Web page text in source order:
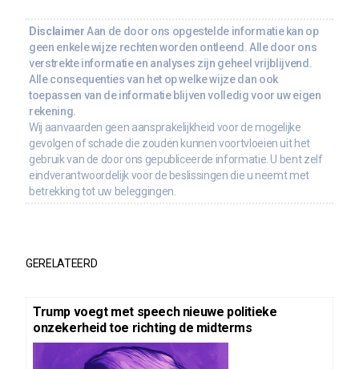
Disclaimer Aan de door ons opgestelde informatie kan op
geen enkele wijze rechten worden ontleend. Alle door ons
verstrekte informatie en analyses zijn geheel vrijblijvend.
Alle consequenties van het op welke wijze dan ook
toepassen van de informatie blijven volledig voor uw eigen
rekening.
Wij aanvaarden geen aansprakelijkheid voor de mogelijke
gevolgen of schade die zouden kunnen voortvloeien uit het
gebruik van de door ons gepubliceerde informatie. U bent zelf
eindverantwoordelijk voor de beslissingen die u neemt met
betrekking tot uw beleggingen.
GERELATEERD
Trump voegt met speech nieuwe politieke
onzekerheid toe richting de midterms